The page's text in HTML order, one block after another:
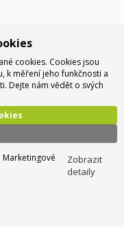
cookies. Cookies jsou
k měření jeho funkčnosti a
Dejte nám vědět o svých
Marketingové
Zobrazit
detaily